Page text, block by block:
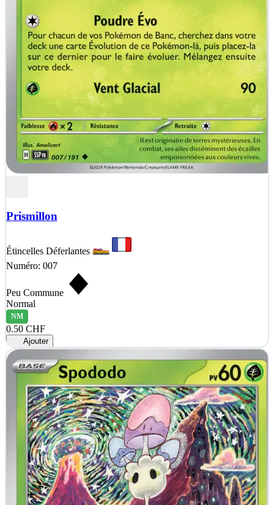
Prismillon
Étincelles Déferlantes
Numéro: 007
Peu Commune
Normal
NM
0.50 CHF
Ajouter